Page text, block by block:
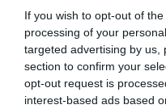
If you wish to opt-out of
processing of your
targeted advertising by us,
section to confirm your
opt-out request is
interest-based ads based
SKU
κωνdhpe3
Άμεσα Διαθέσιμο
19,03 €